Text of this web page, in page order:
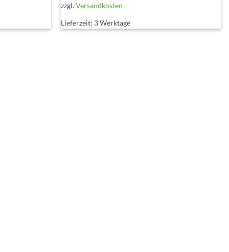
zzgl.Versandkosten
Lieferzeit: 3 Werktage